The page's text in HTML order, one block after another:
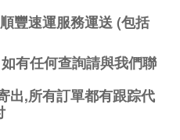
豐速運服務運送(包括
有任何查詢請與我們聯
出,所有訂單都有跟踪代